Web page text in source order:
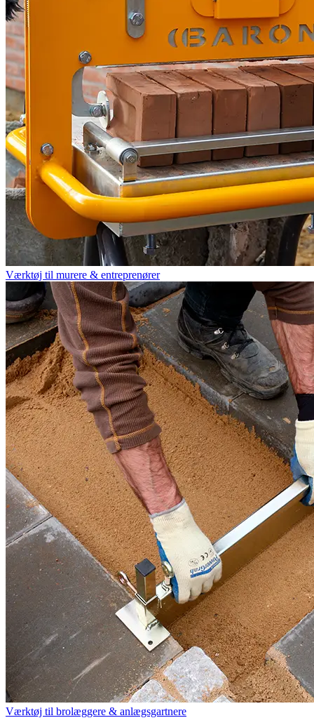
Værktøj til murere & entreprenører
Værktøj til brolæggere & anlægsgartnere